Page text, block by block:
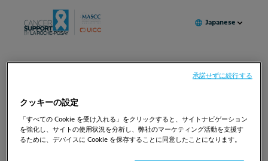
Japanese
サポーティブケアは、あなたの心身全体をケアします。
ケアする方法を学
ぶ
クッキーの設定
「すべての Cookie を受け入れる」をクリックすると、サイトナビゲーション
を強化し、サイトの使用状況を分析し、弊社のマーケティング活動を支援す
るために、デバイスに Cookie を保存することに同意したことになります。
承諾せずに続行する